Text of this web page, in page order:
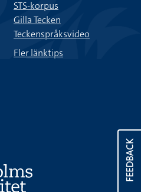
FEEDBACK
STS-korpus
Gilla Tecken
Teckenspråksvideo
Fler länktips